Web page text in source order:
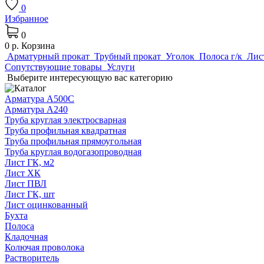
0
Избранное
0
0 р. Корзина
Арматурный прокат Трубный прокат Уголок Полоса г/к
Сопутствующие товары Услуги
Выберите интересующую вас категорию
Арматура А500С
Арматура А240
Труба круглая электросварная
Труба профильная квадратная
Труба профильная прямоугольная
Труба круглая водогазопроводная
Лист ГК, м2
Лист ХК
Лист ПВЛ
Лист ГК, шт
Лист оцинкованный
Бухта
Полоса
Кладочная
Колючая проволока
Растворитель